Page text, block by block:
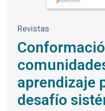
Revistas
aprendizaje
desafío